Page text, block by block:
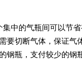
集中的气瓶间可以节
要切断气体，保证气
钢瓶，支付较少的钢